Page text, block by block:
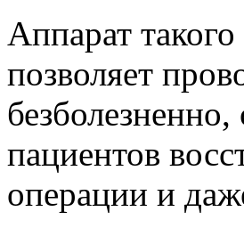
Аппарат
позволяет
пациентов
операции и